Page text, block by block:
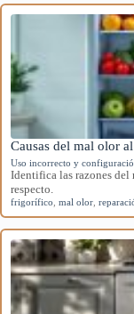
Causas del mal olor
Uso incorrecto y
Identifica las razones
respecto.
frigorífico mal olor